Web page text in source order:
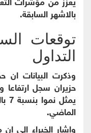
بالاشهر السابقة.
توقعات
التداول
وذكرت البيانات
الماضي.
واشار الخبراء الى